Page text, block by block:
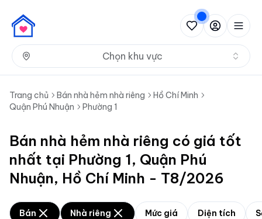
Chọn khu vực
Trang chủ Bán nhà hẻm nhà riêng
Hồ Chí Minh
Quận Phú Nhuận
Phường 1
Bán nhà hẻm nhà riêng có giá tốt
nhất tại Phường 1, Quận Phú
Nhuận, Hồ Chí Minh - T8/2026
Bán Nhà riêng Mức giá Diện tích